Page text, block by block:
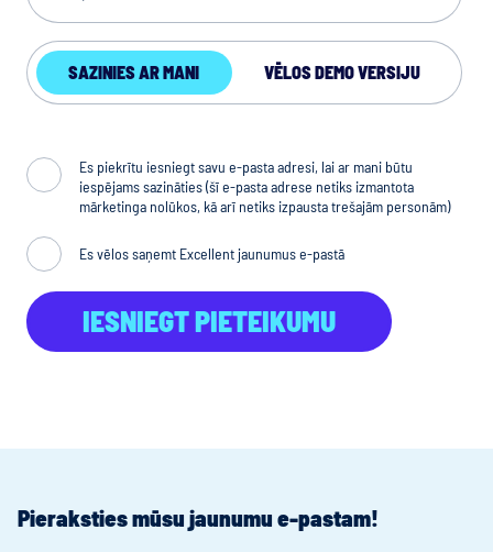
SAZINIES AR MANI VĒLOS DEMO VERSIJU
Es piekrītu iesniegt savu e-pasta adresi, lai ar mani būtu
iespējams sazināties (šī e-pasta adrese netiks izmantota
mārketinga nolūkos, kā arī netiks izpausta trešajām personām)
Es vēlos saņemt Excellent jaunumus e-pastā
IESNIEGT PIETEIKUMU
Pieraksties mūsu jaunumu e-pastam!